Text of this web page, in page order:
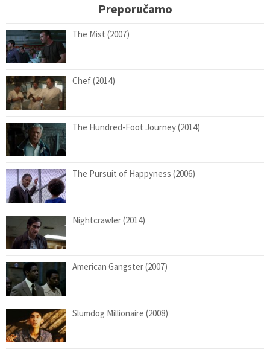
Preporučamo
The Mist (2007)
Chef (2014)
The Hundred-Foot Journey (2014)
The Pursuit of Happyness (2006)
Nightcrawler (2014)
American Gangster (2007)
Slumdog Millionaire (2008)